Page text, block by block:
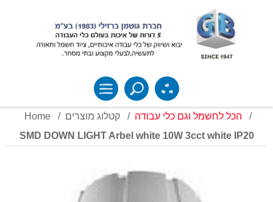
Home / קטלוג מוצרים / הכל לחשמל וגם כלי עבודה
/
SMD DOWN LIGHT Arbel white 10W 3cct white IP20